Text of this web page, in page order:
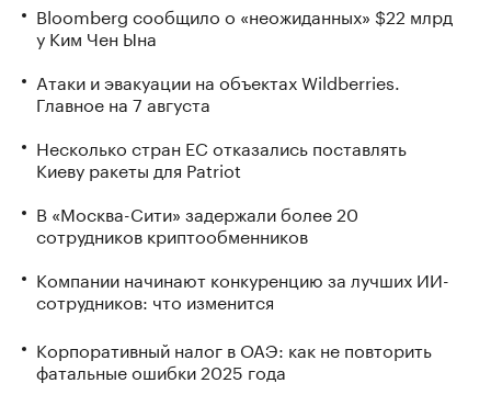
Bloomberg сообщило о «неожиданных» $22 млрд
у Ким Чен Ына
Атаки и эвакуации на объектах Wildberries.
Главное на 7 августа
Несколько стран ЕС отказались поставлять
Киеву ракеты для Patriot
В «Москва-Сити» задержали более 20
сотрудников криптообменников
Компании начинают конкуренцию за лучших ИИ-
сотрудников: что изменится
Корпоративный налог в ОАЭ: как не повторить
фатальные ошибки 2025 года